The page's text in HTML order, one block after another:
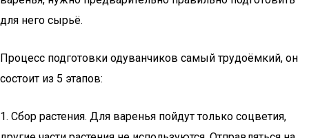
для него сырьё.
Процесс подготовки одуванчиков самый трудоёмкий, он
состоит из 5 этапов:
1. Сбор растения. Для варенья пойдут только соцветия,